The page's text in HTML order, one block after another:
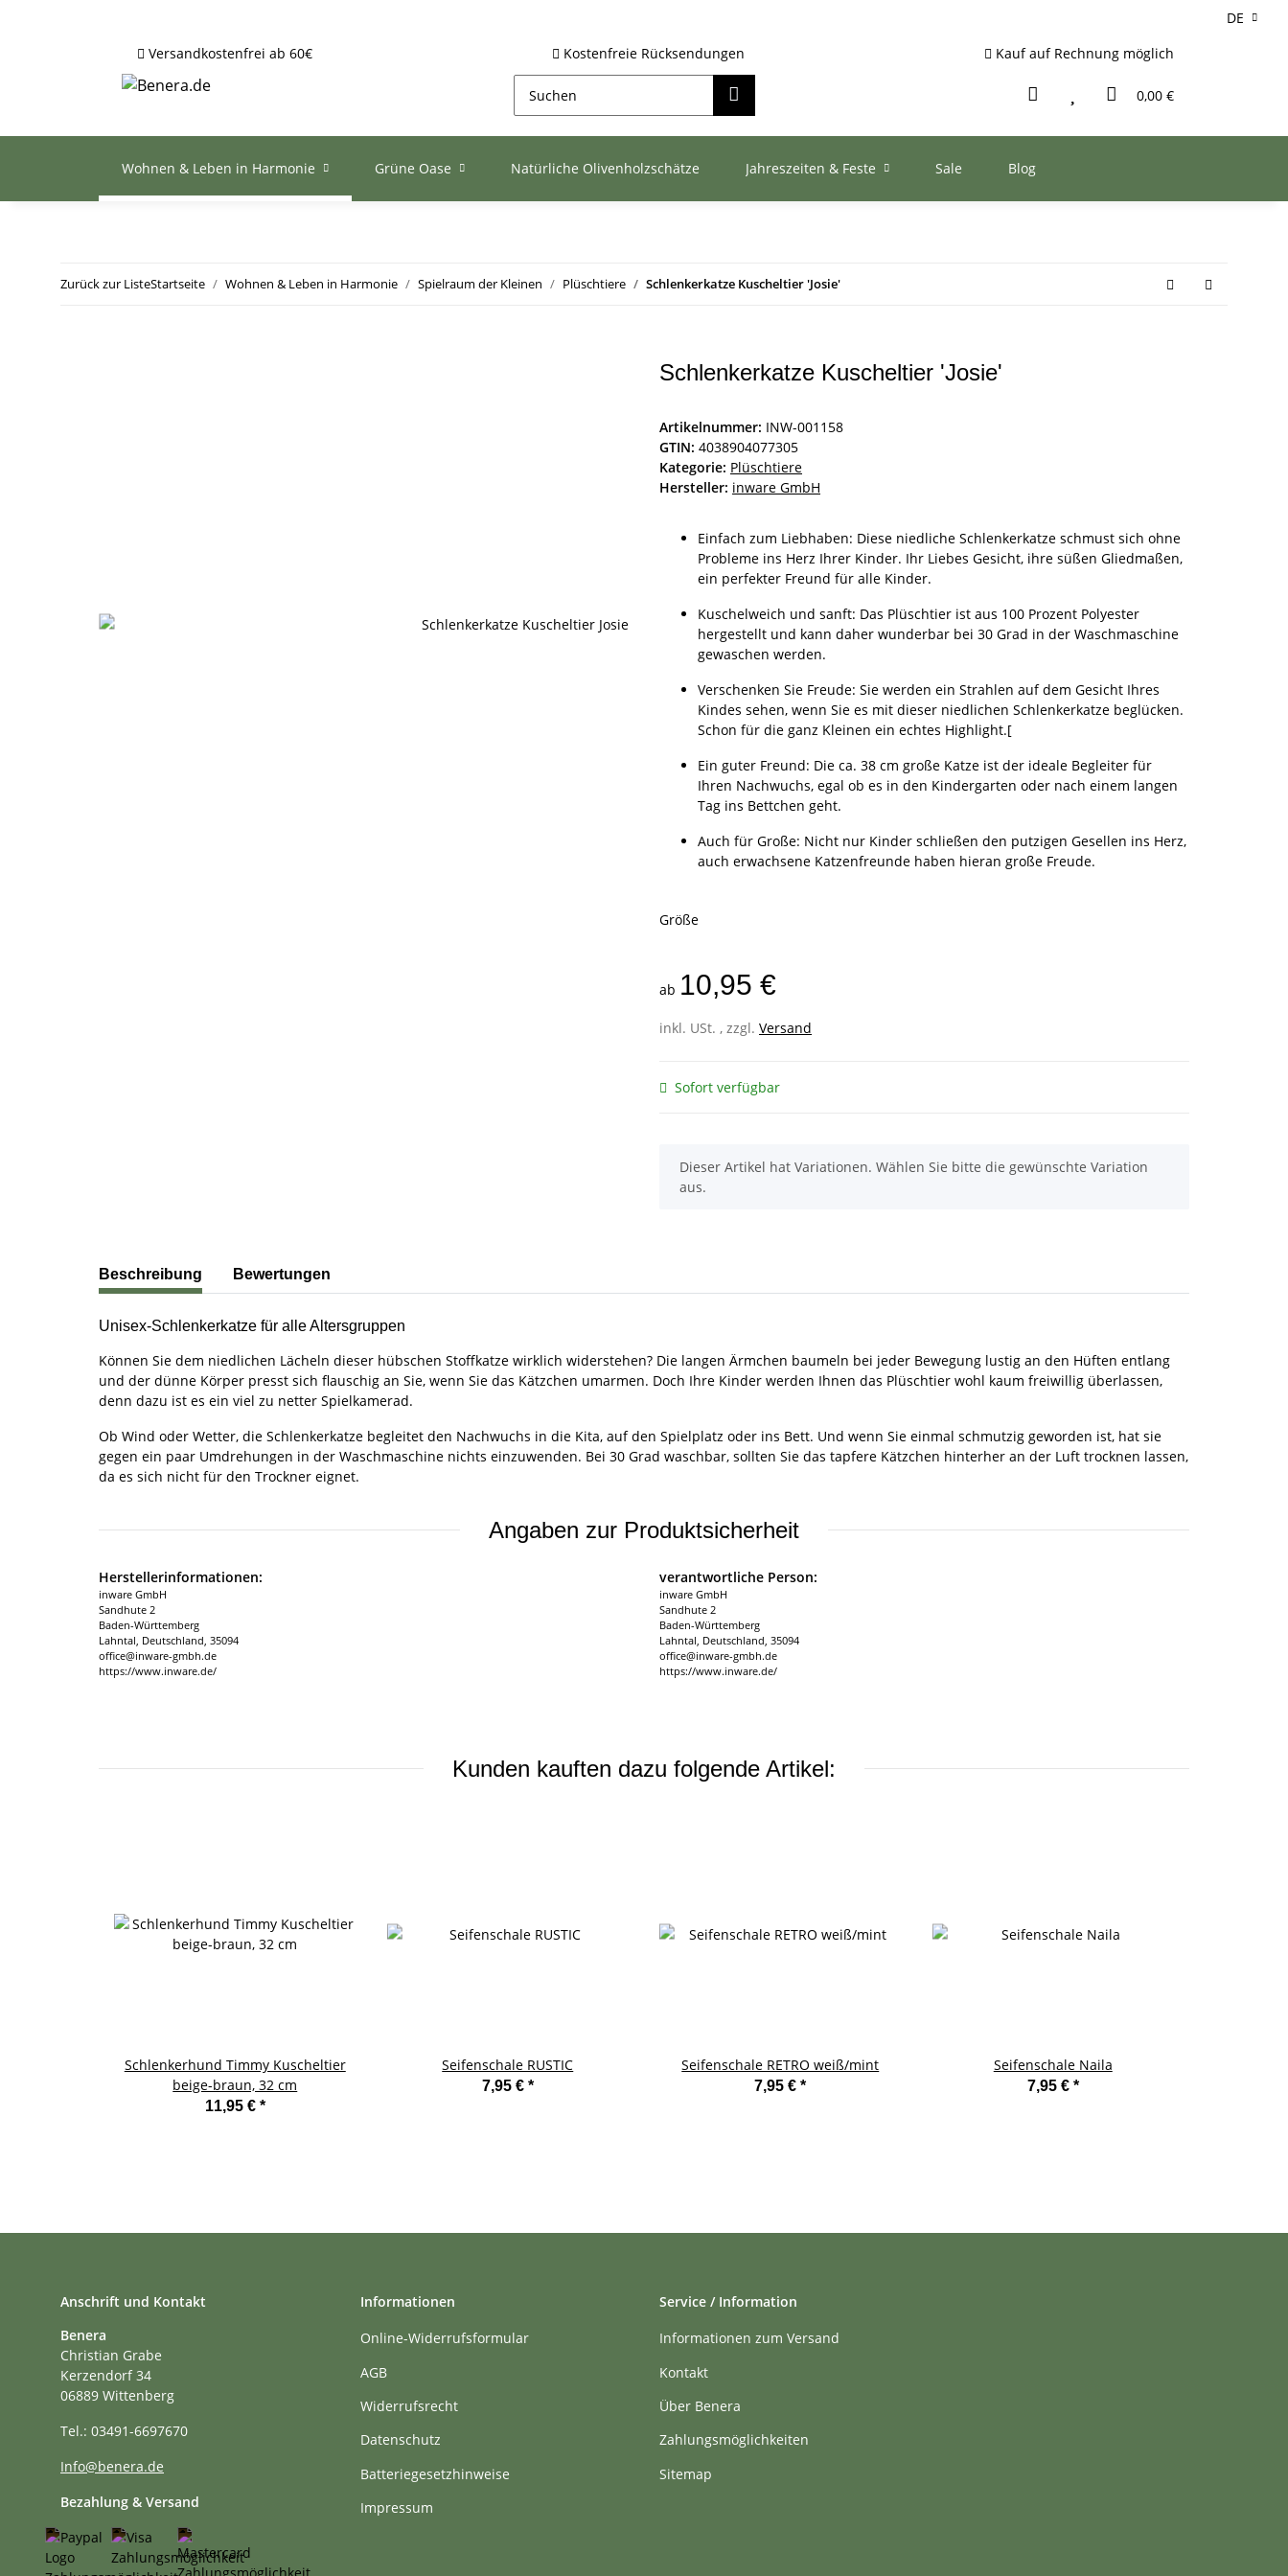
DE
Versandkostenfrei ab 60€
Kostenfreie Rücksendungen Kauf auf Rechnung möglich
0,00 €
Wohnen & Leben in Harmonie Grüne Oase Natürliche Olivenholzschätze Jahreszeiten & Feste Sale Blog
Zurück zur ListeStartseite Wohnen & Leben in Harmonie Spielraum der Kleinen Plüschtiere Schlenkerkatze Kuscheltier 'Josie'
Schlenkerkatze Kuscheltier 'Josie'
Artikelnummer: INW-001158
GTIN: 4038904077305
Kategorie: Plüschtiere
Hersteller: inware GmbH
Einfach zum Liebhaben: Diese niedliche Schlenkerkatze schmust sich ohne
Probleme ins Herz Ihrer Kinder. Ihr Liebes Gesicht, ihre süßen Gliedmaßen,
ein perfekter Freund für alle Kinder.
Kuschelweich und sanft: Das Plüschtier ist aus 100 Prozent Polyester
hergestellt und kann daher wunderbar bei 30 Grad in der Waschmaschine
gewaschen werden.
Verschenken Sie Freude: Sie werden ein Strahlen auf dem Gesicht Ihres
Kindes sehen, wenn Sie es mit dieser niedlichen Schlenkerkatze beglücken.
Schon für die ganz Kleinen ein echtes Highlight.[
Ein guter Freund: Die ca. 38 cm große Katze ist der ideale Begleiter für
Ihren Nachwuchs, egal ob es in den Kindergarten oder nach einem langen
Tag ins Bettchen geht.
Auch für Große: Nicht nur Kinder schließen den putzigen Gesellen ins Herz,
auch erwachsene Katzenfreunde haben hieran große Freude.
Größe
ab 10,95 €
inkl. USt. , zzgl. Versand
Sofort verfügbar
x
Dieser Artikel hat Variationen. Wählen Sie bitte die gewünschte Variation
aus.
weitere Registerkarten anzeigen
Beschreibung Bewertungen
Unisex-Schlenkerkatze für alle Altersgruppen
Können Sie dem niedlichen Lächeln dieser hübschen Stoffkatze wirklich widerstehen? Die langen Ärmchen baumeln bei jeder Bewegung lustig an den Hüften entlang
und der dünne Körper presst sich flauschig an Sie, wenn Sie das Kätzchen umarmen. Doch Ihre Kinder werden Ihnen das Plüschtier wohl kaum freiwillig überlassen,
denn dazu ist es ein viel zu netter Spielkamerad.
Ob Wind oder Wetter, die Schlenkerkatze begleitet den Nachwuchs in die Kita, auf den Spielplatz oder ins Bett. Und wenn Sie einmal schmutzig geworden ist, hat sie
gegen ein paar Umdrehungen in der Waschmaschine nichts einzuwenden. Bei 30 Grad waschbar, sollten Sie das tapfere Kätzchen hinterher an der Luft trocknen lassen,
da es sich nicht für den Trockner eignet.
Angaben zur Produktsicherheit
Herstellerinformationen:
inware GmbH
Sandhute 2
Baden-Württemberg
Lahntal, Deutschland, 35094
office@inware-gmbh.de
https://www.inware.de/
verantwortliche Person:
inware GmbH
Sandhute 2
Baden-Württemberg
Lahntal, Deutschland, 35094
office@inware-gmbh.de
https://www.inware.de/
Kunden kauften dazu folgende Artikel:
Schlenkerhund Timmy Kuscheltier
beige-braun, 32 cm
11,95 € *
Seifenschale RUSTIC
7,95 € *
Seifenschale RETRO weiß/mint
7,95 €*
Seifenschale Naila
7,95 € *
Anschrift und Kontakt
Benera
Christian Grabe
Kerzendorf 34
06889 Wittenberg
Tel.: 03491-6697670
Info@benera.de
Bezahlung & Versand
Informationen
Online-Widerrufsformular
AGB
Widerrufsrecht
Datenschutz
Batteriegesetzhinweise
Impressum
Service / Information
Informationen zum Versand
Kontakt
Über Benera
Zahlungsmöglichkeiten
Sitemap